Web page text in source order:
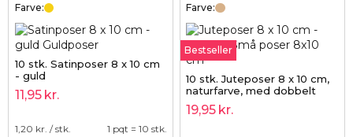
Farve:
10 stk. Satinposer 8 x 10 cm
- guld
11,95 kr.
1,20 kr. / stk. 1 pqt = 10 stk.
Farve:
Bestseller
10 stk. Juteposer 8 x 10 cm,
naturfarve, med dobbelt
snor
19,95 kr.